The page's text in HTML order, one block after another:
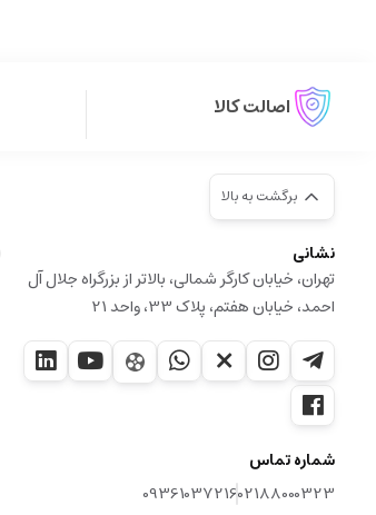
اصالت کالا
برگشت به بالا
نشانی
تهران، خیابان کارگر شمالی، بالاتر از بزرگراه جلال آل
احمد، خیابان هفتم، پلاک 33، واحد 21
شماره تماس
02188000323
09361037216